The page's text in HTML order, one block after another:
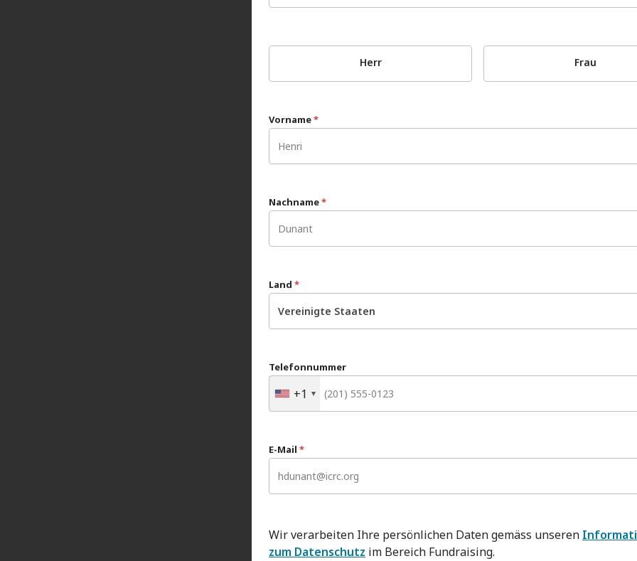
Herr Frau
Vorname*
Nachname*
Land *
Vereinigte Staaten
Telefonnummer
+1
E-Mail *
Wir verarbeiten Ihre persönlichen Daten gemäss unseren
zum Datenschutz im Bereich Fundraising.